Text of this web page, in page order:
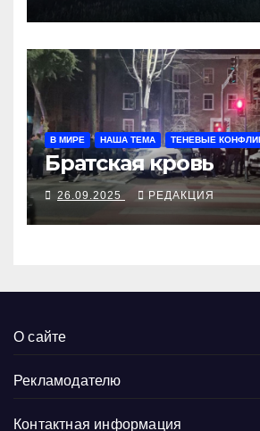
В МИРЕ НАША ТЕМА ТЕНЕВЫЕ
Братская кровь
26.09.2025 РЕДАКЦИЯ
О сайте
Рекламодателю
Контактная информация